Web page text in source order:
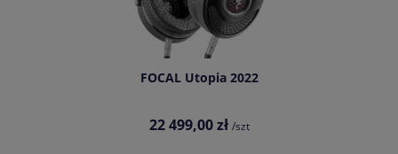
FOCAL Utopia 2022
22 499,00 zł /szt